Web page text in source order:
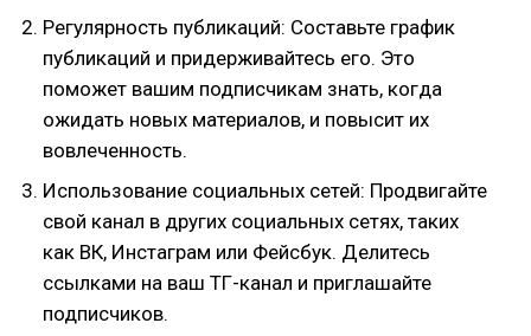
Регулярность публикаций: Составьте график
публикаций и придерживайтесь его. Это
поможет вашим подписчикам знать, когда
ожидать новых материалов, и повысит их
вовлеченность.
Использование социальных сетей: Продвигайте
свой канал в других социальных сетях, таких
как ВК, Инстаграм или Фейсбук. Делитесь
ссылками на ваш ТГ-канал и приглашайте
подписчиков.